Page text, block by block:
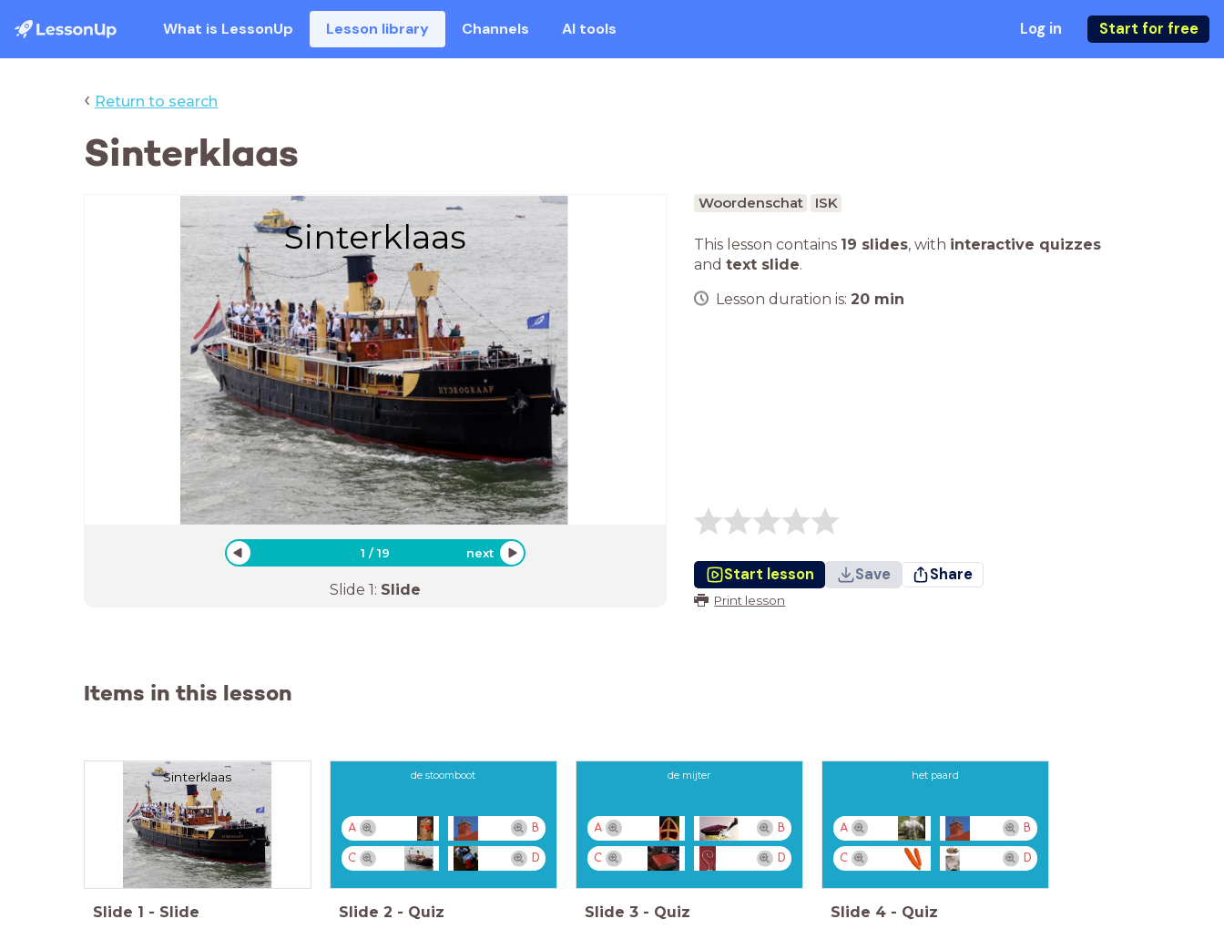
What is LessonUp Lesson library Channels AI tools Log in Start for free
‹ Return to search
Sinterklaas
Sinterklaas
1 /19 next
Slide 1: Slide
Woordenschat ISK
This lesson contains 19 slides, with interactive quizzes
and text slide.
Lesson duration is: 20 min
Start lesson Save Share
Print lesson
Items in this lesson
Sinterklaas
Slide 1 - Slide
de stoomboot
A B
C D
Slide 2 - Quiz
de mijter
A B
C D
Slide 3 - Quiz
het paard
A B
C D
Slide 4 - Quiz